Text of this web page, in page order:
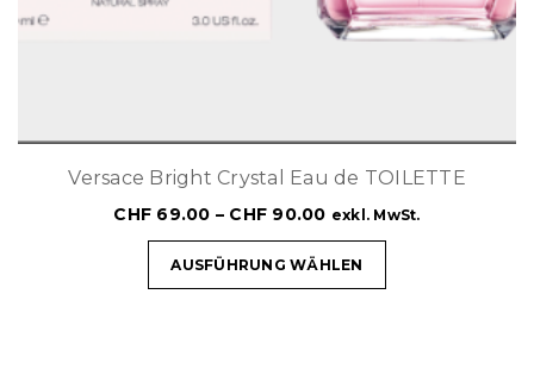
Versace Bright Crystal Eau de TOILETTE
CHF 69.00 – CHF 90.00 exkl. MwSt.
AUSFÜHRUNG WÄHLEN